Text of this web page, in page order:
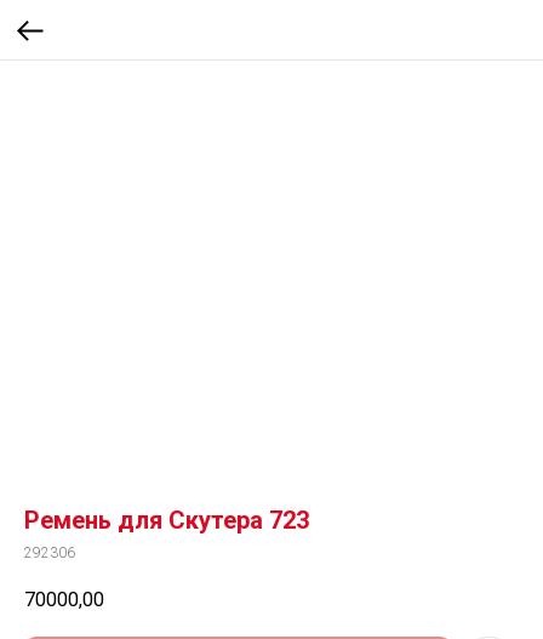
Ремень для Скутера 723
292306
70000,00